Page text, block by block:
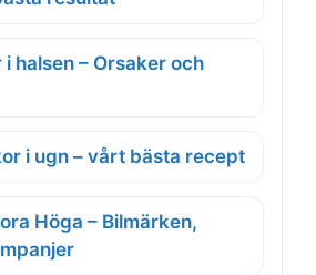
halsen – Orsaker och
i ugn – vårt bästa recept
Höga – Bilmärken,